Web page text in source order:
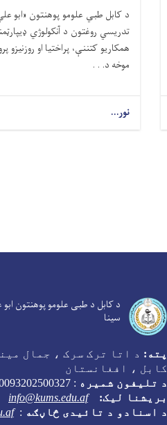
د کابل طبي علومو پوهنتون «ابو
تدریسي روغتون د آنکولوژي
همکاریو کتننې، پراختیا او روزنیزو
موخه د. . .
نور...
د کابل د طبی علومو پوهنتون
سینا
پته: د اتا ترک سرک ، جمال
کابل ، افغانستان
د تلیفون شمیره :
بریشنا لیک:
info@kums.edu.af
د اسنادو د تائیدی څاڼګه :